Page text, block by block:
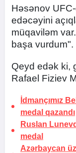
Həsənov
edəcəyini
müqaviləm
başa vurdum".
Qeyd edək ki,
Rafael Fiziev
İdmançımız
medal qazandı
Ruslan
medal
Azərbaycan